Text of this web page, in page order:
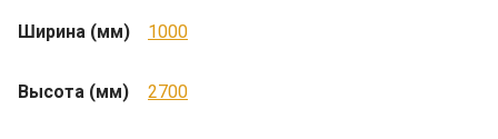
Ширина (мм) 1000
Высота (мм) 2700